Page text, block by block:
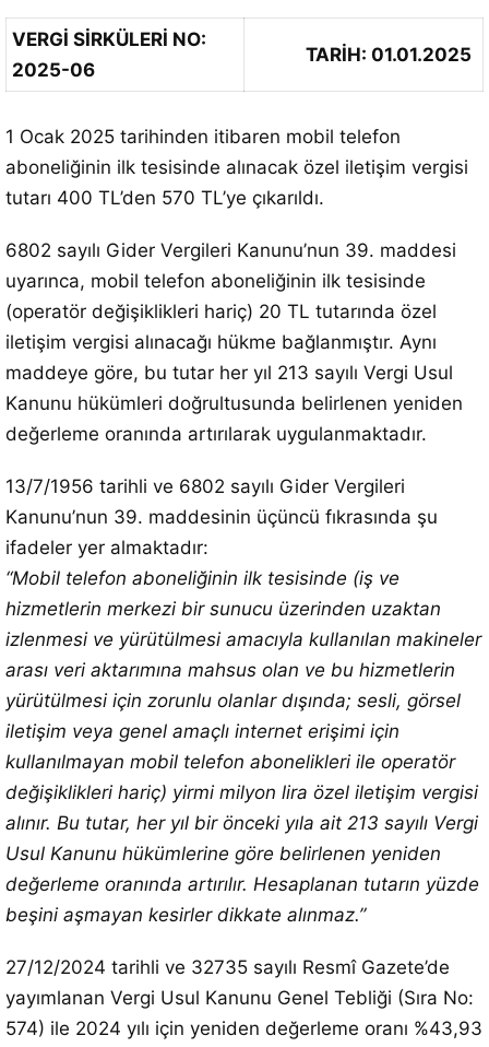
VERGİ SİRKÜLERİ NO:
2025-06
TARİH: 01.01.2025
1 Ocak 2025 tarihinden itibaren mobil telefon
aboneliğinin ilk tesisinde alınacak özel iletişim vergisi
tutarı 400 TL’den 570 TL’ye çıkarıldı.
6802 sayılı Gider Vergileri Kanunu’nun 39. maddesi
uyarınca, mobil telefon aboneliğinin ilk tesisinde
(operatör değişiklikleri hariç) 20 TL tutarında özel
iletişim vergisi alınacağı hükme bağlanmıştır. Aynı
maddeye göre, bu tutar her yıl 213 sayılı Vergi Usul
Kanunu hükümleri doğrultusunda belirlenen yeniden
değerleme oranında artırılarak uygulanmaktadır.
13/7/1956 tarihli ve 6802 sayılı Gider Vergileri
Kanunu’nun 39. maddesinin üçüncü fıkrasında şu
ifadeler yer almaktadır:
“Mobil telefon aboneliğinin ilk tesisinde (iş ve
hizmetlerin merkezi bir sunucu üzerinden uzaktan
izlenmesi ve yürütülmesi amacıyla kullanılan makineler
arası veri aktarımına mahsus olan ve bu hizmetlerin
yürütülmesi için zorunlu olanlar dışında; sesli, görsel
iletişim veya genel amaçlı internet erişimi için
kullanılmayan mobil telefon abonelikleri ile operatör
değişiklikleri hariç) yirmi milyon lira özel iletişim vergisi
alınır. Bu tutar, her yıl bir önceki yıla ait 213 sayılı Vergi
Usul Kanunu hükümlerine göre belirlenen yeniden
değerleme oranında artırılır. Hesaplanan tutarın yüzde
beşini aşmayan kesirler dikkate alınmaz.”
27/12/2024 tarihli ve 32735 sayılı Resmî Gazete’de
yayımlanan Vergi Usul Kanunu Genel Tebliği (Sıra No:
574) ile 2024 yılı için yeniden değerleme oranı %43,93